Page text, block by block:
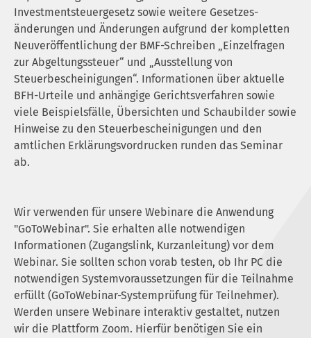
Investmentsteuergesetz sowie weitere Gesetzes­
änderungen und Änderungen aufgrund der kompletten
Neuveröffentlichung der BMF-Schreiben „Einzelfragen
zur Abgeltungssteuer“ und „Ausstellung von
Steuerbescheini­gungen“. Informationen über aktuelle
BFH-Urteile und anhängige Gerichtsverfahren sowie
viele Beispielsfälle, Übersichten und Schaubilder sowie
Hinweise zu den Steuerbescheinigungen und den
amtlichen Erklärungsvordrucken runden das Seminar
ab.
Wir verwenden für unsere Webinare die Anwendung
"GoToWebinar". Sie erhalten alle notwendigen
Informationen (Zugangslink, Kurzanleitung) vor dem
Webinar. Sie sollten schon vorab testen, ob Ihr PC die
notwendigen Systemvoraussetzungen für die Teilnahme
erfüllt (GoToWebinar-Systemprüfung für Teilnehmer).
Werden unsere Webinare interaktiv gestaltet, nutzen
wir die Plattform Zoom. Hierfür benötigen Sie ein